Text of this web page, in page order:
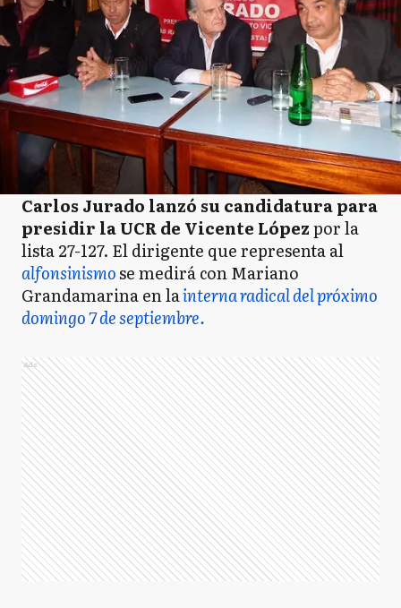
Carlos Jurado lanzó su candidatura para
presidir la UCR de Vicente Lópezpor la
lista 27-127. El dirigente que representa al
alfonsinismose medirá con Mariano
Grandamarina en lainterna radical del próximo
domingo 7 de septiembre.
Ads